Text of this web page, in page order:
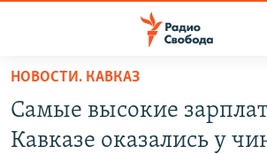
упрощенного
доступа
Вернуться
НОВОСТИ. КАВКАЗ
Самые высокие
Кавказе оказались у